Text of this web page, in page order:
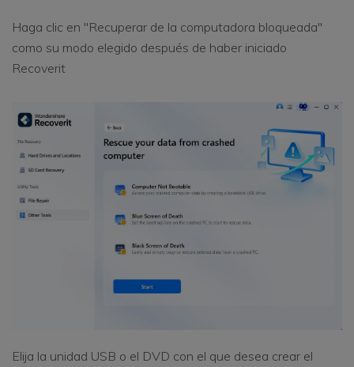
Haga clic en "Recuperar de la computadora bloqueada"
como su modo elegido después de haber iniciado
Recoverit
Elija la unidad USB o el DVD con el que desea crear el